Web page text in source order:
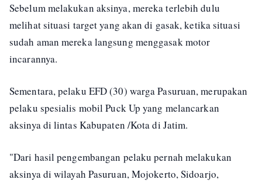
Sebelum melakukan aksinya, mereka terlebih dulu
melihat situasi target yang akan di gasak, ketika situasi
sudah aman mereka langsung menggasak motor
incarannya.
Sementara, pelaku EFD (30) warga Pasuruan, merupakan
pelaku spesialis mobil Puck Up yang melancarkan
aksinya di lintas Kabupaten /Kota di Jatim.
"Dari hasil pengembangan pelaku pernah melakukan
aksinya di wilayah Pasuruan, Mojokerto, Sidoarjo,